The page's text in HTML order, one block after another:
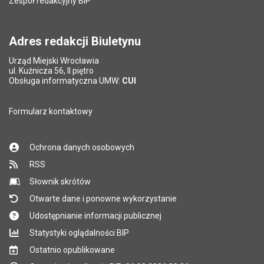
Adres redakcji Biuletynu
Urząd Miejski Wrocławia
ul. Kuźnicza 56, II piętro
Obsługa informatyczna UMW: CUI
Formularz kontaktowy
Ochrona danych osobowych
RSS
Słownik skrótów
Otwarte dane i ponowne wykorzystanie
Udostępnianie informacji publicznej
Statystyki oglądalności BIP
Ostatnio opublikowane